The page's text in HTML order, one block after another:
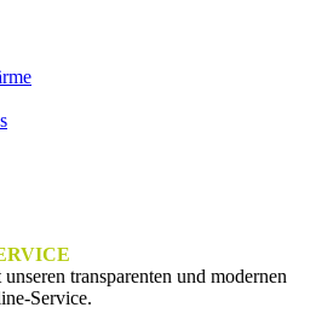
transparenten und modernen
Service.